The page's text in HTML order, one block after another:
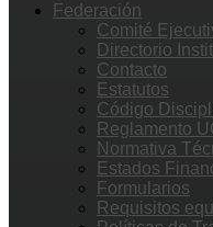
Federación
Comité
Directorio
Contacto
Estatutos
Código
Reglamento
Normativa
Estados
Formularios
Requisitos